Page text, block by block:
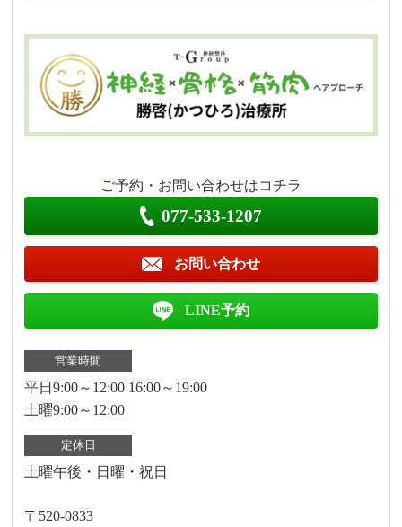
ご予約・お問い合わせはコチラ
077-533-1207
お問い合わせ
LINE予約
営業時間
平日9:00～12:00 16:00～19:00
土曜9:00～12:00
定休日
土曜午後・日曜・祝日
〒520-0833